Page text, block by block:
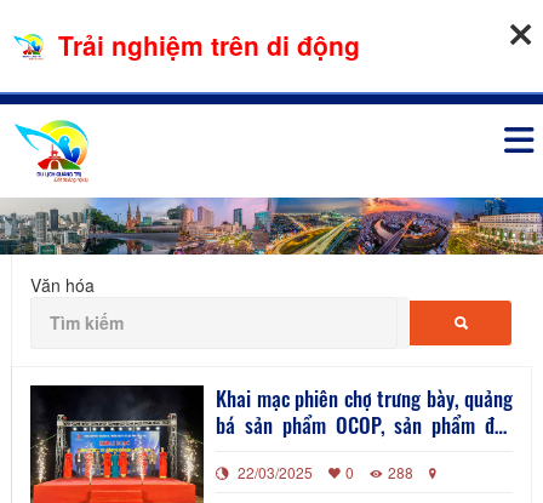
08-08-2026, 05:32:28
Văn hóa
Khai mạc phiên chợ trưng bày, quảng
bá sản phẩm OCOP, sản phẩm đặc
2025.22/03/2025 0 288
Trải nghiệm trên di động